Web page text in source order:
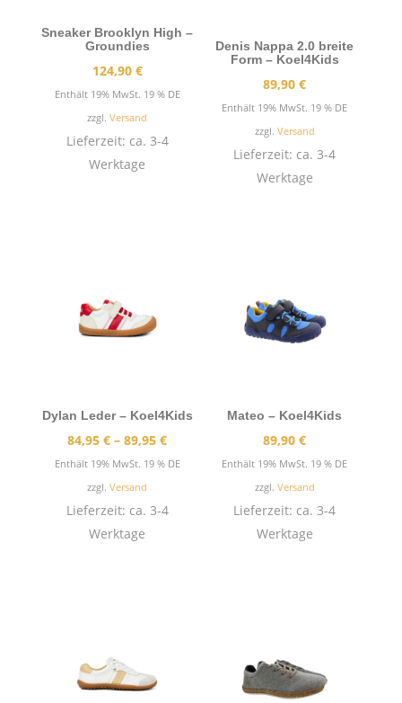
Sneaker Brooklyn High –
Groundies
124,90 €
Enthält 19% MwSt. 19 % DE
zzgl.Versand
Lieferzeit: ca. 3-4
Werktage
Denis Nappa 2.0 breite
Form – Koel4Kids
89,90€
Enthält 19% MwSt. 19 % DE
zzgl. Versand
Lieferzeit: ca. 3-4
Werktage
Dylan Leder – Koel4Kids
84,95€ –89,95€Preisspanne:
84,95 €
89,95 €
Enthält 19% MwSt. 19 % DE
zzgl.Versand
Lieferzeit: ca. 3-4
Werktage
Mateo – Koel4Kids
89,90€
Enthält 19% MwSt. 19 % DE
zzgl. Versand
Lieferzeit: ca. 3-4
Werktage